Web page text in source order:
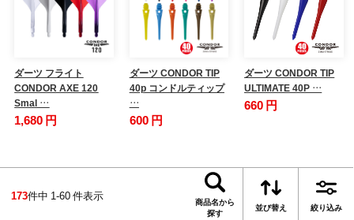
ダーツ フライト
CONDOR AXE 120
Smal …
1,680 円
ダーツ CONDOR TIP
40p コンドルティップ
…
600 円
ダーツ CONDOR TIP
ULTIMATE 40P …
660 円
173件中 1-60 件表示
商品名から
探す
並び替え 絞り込み